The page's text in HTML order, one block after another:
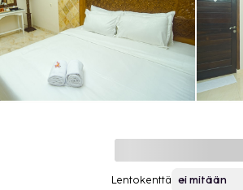
Lentokenttä